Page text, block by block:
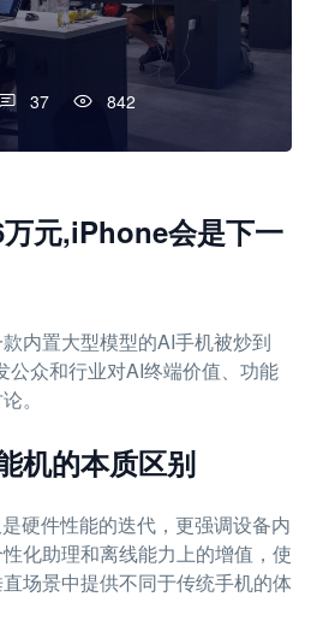
37 842
元,iPhone会是下一
内置大型模型的AI手机被炒到
公众和行业对AI终端价值、功能
。
机的本质区别
硬件性能的迭代，更强调设备内
化助理和离线能力上的增值，使
场景中提供不同于传统手机的体